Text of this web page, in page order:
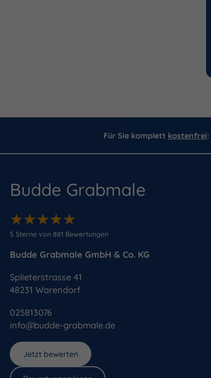
Für Sie komplett kostenfrei:
Budde Grabmale
★★★★★
★★★★★
5 Sterne von 881 Bewertungen
Budde Grabmale GmbH & Co. KG
info@budde-grabmale.de
025813076
Splieterstrasse 41
48231 Warendorf
Jetzt bewerten